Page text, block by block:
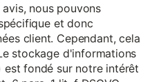
nous pouvons
et donc
client. Cependant, cela
stockage d'informations
est fondé sur notre intérêt